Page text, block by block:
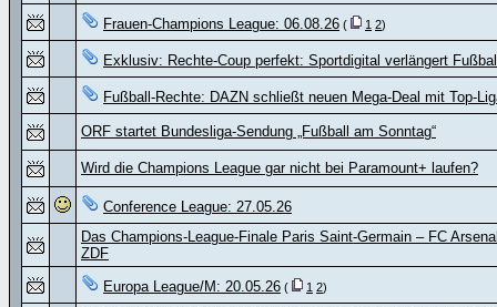
Frauen-Champions League: 06.08.26 ( 1 2)
Exklusiv: Rechte-Coup perfekt: Sportdigital verlängert
Fußball-Rechte: DAZN schließt neuen Mega-Deal mit Top-
ORF startet Bundesliga-Sendung „Fußball am Sonntag“
Wird die Champions League gar nicht bei Paramount+ laufen?
Conference League: 27.05.26
Das Champions-League-Finale Paris Saint-Germain – FC
ZDF
Europa League/M: 20.05.26 ( 1 2)